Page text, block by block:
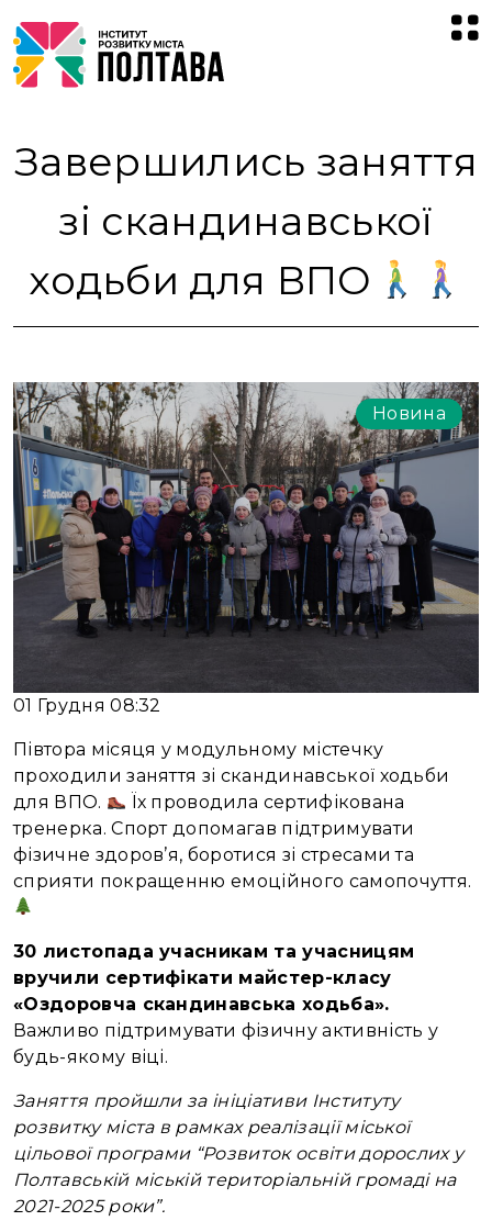
Завершились заняття
зі скандинавської
ходьби для ВПО
Новина
01 Грудня 08:32
Півтора місяця у модульному містечку
проходили заняття зі скандинавської ходьби
для ВПО.
Їх проводила сертифікована
тренерка. Спорт допомагав підтримувати
фізичне здоров’я, боротися зі стресами та
сприяти покращенню емоційного самопочуття.
30 листопада учасникам та учасницям
вручили сертифікати майстер-класу
«Оздоровча скандинавська ходьба».
Важливо підтримувати фізичну активність у
будь-якому віці.
Заняття пройшли за ініціативи Інституту
розвитку міста в рамках реалізації міської
цільової програми “Розвиток освіти дорослих у
Полтавській міській територіальній громаді на
2021-2025 роки”.